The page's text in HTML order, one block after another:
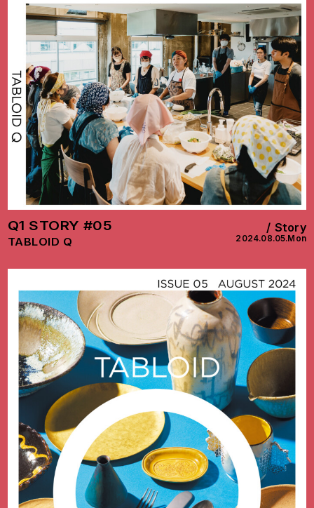
Q1 STORY #05
TABLOID Q
Story
2024.08.05.Mon